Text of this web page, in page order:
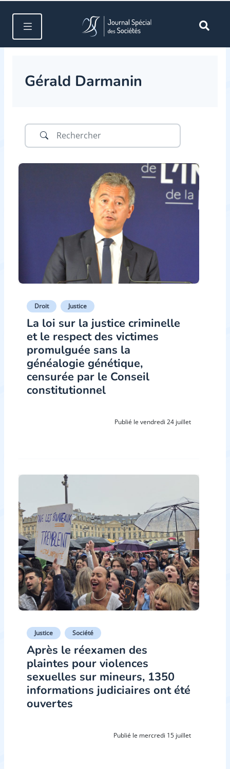
Gérald Darmanin
Droit Justice
La loi sur la justice criminelle
et le respect des victimes
promulguée sans la
généalogie génétique,
censurée par le Conseil
constitutionnel
Publié le vendredi 24 juillet
Justice Société
Après le réexamen des
plaintes pour violences
sexuelles sur mineurs, 1350
informations judiciaires ont été
ouvertes
Publié le mercredi 15 juillet